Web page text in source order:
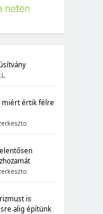
miért értik félre
is
alig építünk